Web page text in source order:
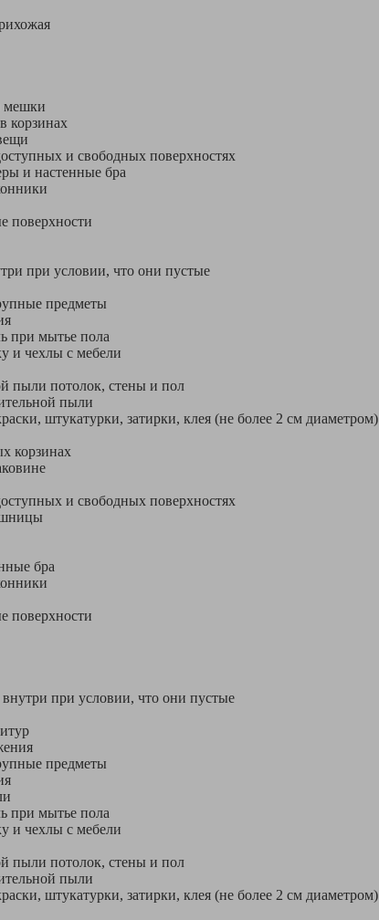
мешки
корзинах
и свободных поверхностях
и настенные бра
поверхности
при условии, что они пустые
предметы
при мытье пола
и чехлы с мебели
пыли потолок, стены и пол
пыли
штукатурки, затирки, клея (не более 2 см диаметром)
корзинах
и свободных поверхностях
бра
поверхности
при условии, что они пустые
предметы
при мытье пола
и чехлы с мебели
пыли потолок, стены и пол
пыли
штукатурки, затирки, клея (не более 2 см диаметром)